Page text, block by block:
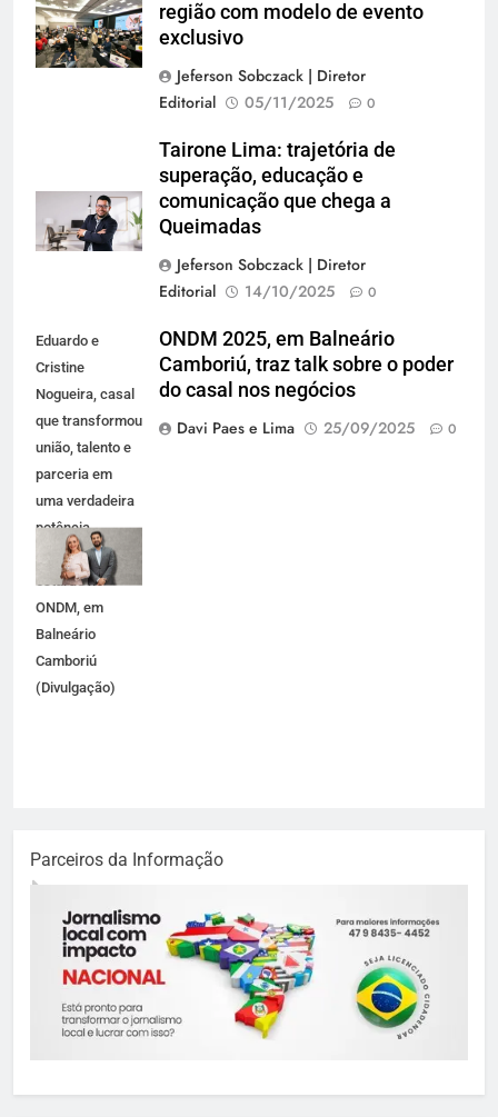
região com modelo de evento
exclusivo
Jeferson Sobczack | Diretor
Editorial
05/11/2025 0
Tairone Lima: trajetória de
superação, educação e
comunicação que chega a
Queimadas
Jeferson Sobczack | Diretor
Editorial
14/10/2025 0
Eduardo e
Cristine
Nogueira, casal
que transformou
união, talento e
parceria em
uma verdadeira
potência
empresarial
estarão no
ONDM, em
Balneário
Camboriú
(Divulgação)
ONDM 2025, em Balneário
Camboriú, traz talk sobre o poder
do casal nos negócios
Davi Paes e Lima
25/09/2025 0
Parceiros da Informação